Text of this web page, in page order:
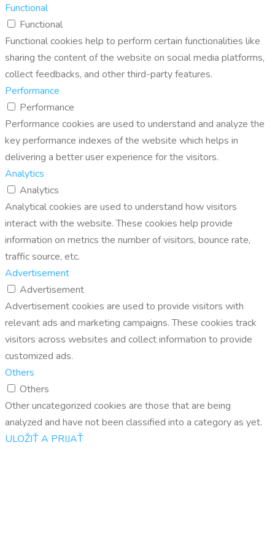
Functional
Functional
Functional cookies help to perform certain functionalities like
sharing the content of the website on social media platforms,
collect feedbacks, and other third-party features.
Performance
Performance
Performance cookies are used to understand and analyze the
key performance indexes of the website which helps in
delivering a better user experience for the visitors.
Analytics
Analytics
Analytical cookies are used to understand how visitors
interact with the website. These cookies help provide
information on metrics the number of visitors, bounce rate,
traffic source, etc.
Advertisement
Advertisement
Advertisement cookies are used to provide visitors with
relevant ads and marketing campaigns. These cookies track
visitors across websites and collect information to provide
customized ads.
Others
Others
Other uncategorized cookies are those that are being
analyzed and have not been classified into a category as yet.
ULOŽIŤ A PRIJAŤ